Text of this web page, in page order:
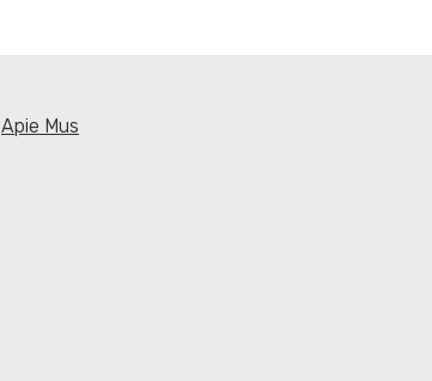
Apie Mus